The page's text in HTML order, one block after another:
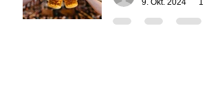
9. Okt. 2024